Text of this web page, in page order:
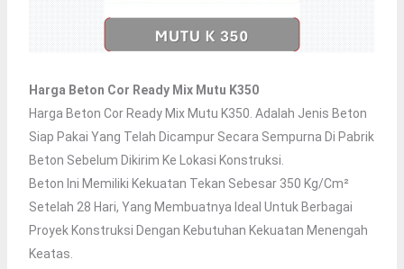
Harga Beton Cor Ready Mix Mutu K350
Harga Beton Cor Ready Mix Mutu K350. Adalah Jenis Beton
Siap Pakai Yang Telah Dicampur Secara Sempurna Di Pabrik
Beton Sebelum Dikirim Ke Lokasi Konstruksi.
Beton Ini Memiliki Kekuatan Tekan Sebesar 350 Kg/cm²
Setelah 28 Hari, Yang Membuatnya Ideal Untuk Berbagai
Proyek Konstruksi Dengan Kebutuhan Kekuatan Menengah
Keatas.